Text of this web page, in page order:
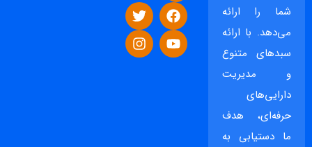
شما را ارائه
می‌دهد. با ارائه
سبدهای متنوع
و مدیریت
دارایی‌های
حرفه‌ای، هدف
ما دستیابی به